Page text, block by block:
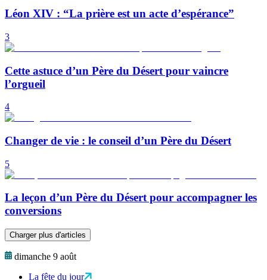
Léon XIV : “La prière est un acte d’espérance”
3
Cette astuce d’un Père du Désert pour vaincre
l’orgueil
4
Changer de vie : le conseil d’un Père du Désert
5
La leçon d’un Père du Désert pour accompagner les
conversions
Charger plus d'articles
dimanche 9 août
La fête du jour